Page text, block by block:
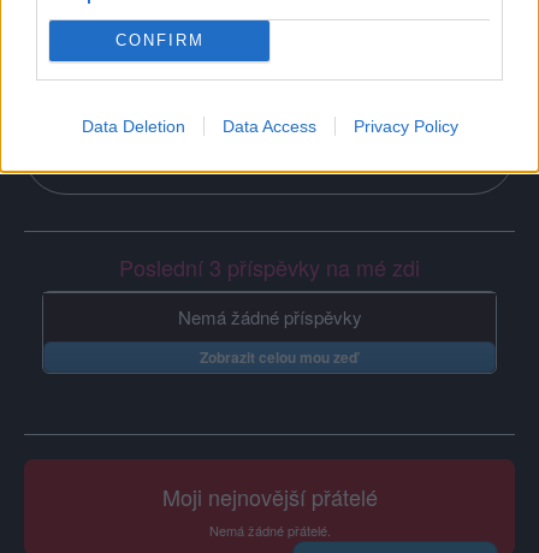
CONFIRM
Data Deletion Data Access Privacy Policy
Na prvním místě u mě je rodina a přátele
Poslední 3 příspěvky na mé zdi
Nemá žádné příspěvky
Zobrazit celou mou zeď
Moji nejnovější přátelé
Nemá žádné přátelé.